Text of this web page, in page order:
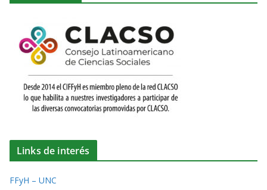
Links de interés
FFyH – UNC